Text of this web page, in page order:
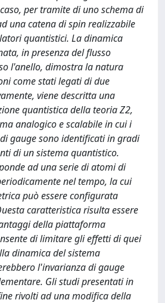
per tramite di uno schema di
una catena di spin realizzabile
quantistici. La dinamica
in presenza del flusso
l'anello, dimostra la natura
come stati legati di due
viene descritta una
quantistica della teoria Z2,
analogico e scalabile in cui i
gauge sono identificati in gradi
di un sistema quantistico.
ad una serie di atomi di
nel tempo, la cui
può essere configurata
caratteristica risulta essere
della piattaforma
di limitare gli effetti di quei
dinamica del sistema
l'invarianza di gauge
Gli studi presentati in
rivolti ad una modifica della